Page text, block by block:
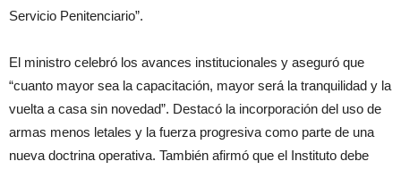
Servicio Penitenciario”.
El ministro celebró los avances institucionales y aseguró que
“cuanto mayor sea la capacitación, mayor será la tranquilidad y la
vuelta a casa sin novedad”. Destacó la incorporación del uso de
armas menos letales y la fuerza progresiva como parte de una
nueva doctrina operativa. También afirmó que el Instituto debe